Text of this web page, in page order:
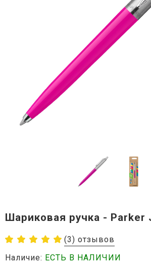
Шариковая ручка - Parker
(3) отзывов
Наличие: ЕСТЬ В НАЛИЧИИ